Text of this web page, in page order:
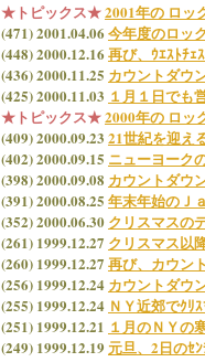
★トピックス★2001年の ロッ
(471) 2001.04.06 今年度のロッ
(448) 2000.12.16 再び、ｳｴｽﾄﾁｪ
(436) 2000.11.25 カウントダウ
(425) 2000.11.03 １月１日でも
★トピックス★2000年の ロッ
(409) 2000.09.23 21世紀を迎え
(402) 2000.09.15 ニューヨーク
(398) 2000.09.08 カウントダウ
(391) 2000.08.25 年末年始のＪ
(352) 2000.06.30 クリスマスの
(261) 1999.12.27 クリスマス以
(260) 1999.12.27 再び、カウン
(256) 1999.12.24 カウントダウ
(255) 1999.12.24 ＮＹ近郊でｸﾘ
(251) 1999.12.21 １月のＮＹの
(249) 1999.12.19 元旦、2日のｾ